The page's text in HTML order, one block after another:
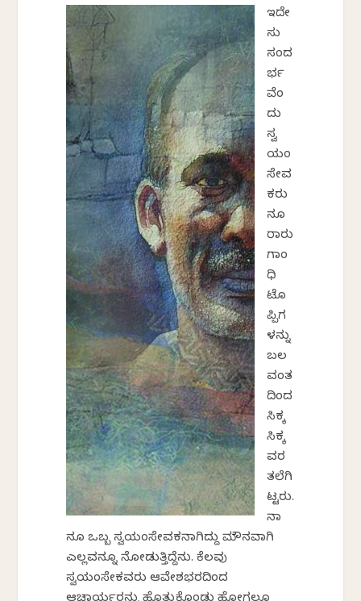
ಇದೇ
ಸು
ಸಂದ
ರ್ಭ
ವೆಂ
ದು
ಸ್ವ
ಯಂ
ಸೇವ
ಕರು
ನೂ
ರಾರು
ಗಾಂ
ಧಿ
ಟೊ
ಪ್ಪಿಗ
ಳನ್ನು
ಬಲ
ವಂತ
ದಿಂದ
ಸಿಕ್ಕ
ಸಿಕ್ಕ
ವರ
ತಲೆಗಿ
ಟ್ಟರು.
ನಾ
ನೂ ಒಬ್ಬ ಸ್ವಯಂಸೇವಕನಾಗಿದ್ದು ಮೌನವಾಗಿ
ಎಲ್ಲವನ್ನೂ ನೋಡುತ್ತಿದ್ದೆನು. ಕೆಲವು
ಸ್ವಯಂಸೇಕವರು ಆವೇಶಭರದಿಂದ